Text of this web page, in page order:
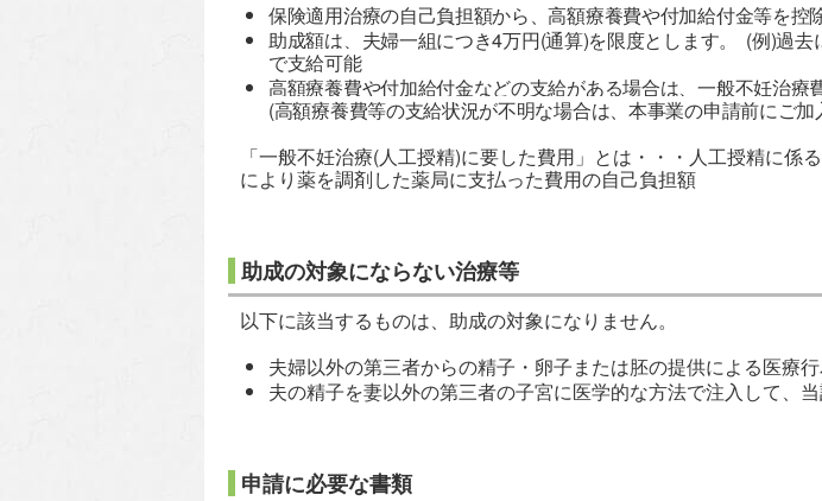
保険適用治療の自己負担額から、高額療養費や付加給付金等を控
助成額は、夫婦一組につき4万円(通算)を限度とします。 (例)過去
で支給可能
高額療養費や付加給付金などの支給がある場合は、一般不妊治
(高額療養費等の支給状況が不明な場合は、本事業の申請前にご
「一般不妊治療(人工授精)に要した費用」とは・・・人工授精に
により薬を調剤した薬局に支払った費用の自己負担額
助成の対象にならない治療等
以下に該当するものは、助成の対象になりません。
夫婦以外の第三者からの精子・卵子または胚の提供による医療行
夫の精子を妻以外の第三者の子宮に医学的な方法で注入して、
申請に必要な書類